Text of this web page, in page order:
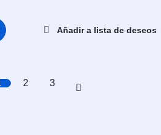
Añadir a lista de deseos
2 3